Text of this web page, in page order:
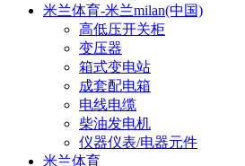
米兰体育-米兰milan(中国)
高低压开关柜
变压器
箱式变电站
成套配电箱
电线电缆
柴油发电机
仪器仪表/电器元件
米兰体育